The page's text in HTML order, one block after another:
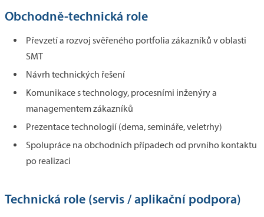
Obchodně-technická role
Převzetí a rozvoj svěřeného portfolia zákazníků v oblasti
SMT
Návrh technických řešení
Komunikace s technology, procesními inženýry a
managementem zákazníků
Prezentace technologií (dema, semináře, veletrhy)
Spolupráce na obchodních případech od prvního kontaktu
po realizaci
Technická role (servis / aplikační podpora)